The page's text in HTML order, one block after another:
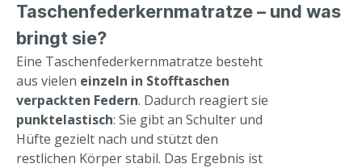
Taschenfederkernmatratze – und was
bringt sie?
Eine Taschenfederkernmatratze besteht
aus vielen einzeln in Stofftaschen
verpackten Federn. Dadurch reagiert sie
punktelastisch: Sie gibt an Schulter und
Hüfte gezielt nach und stützt den
restlichen Körper stabil. Das Ergebnis ist